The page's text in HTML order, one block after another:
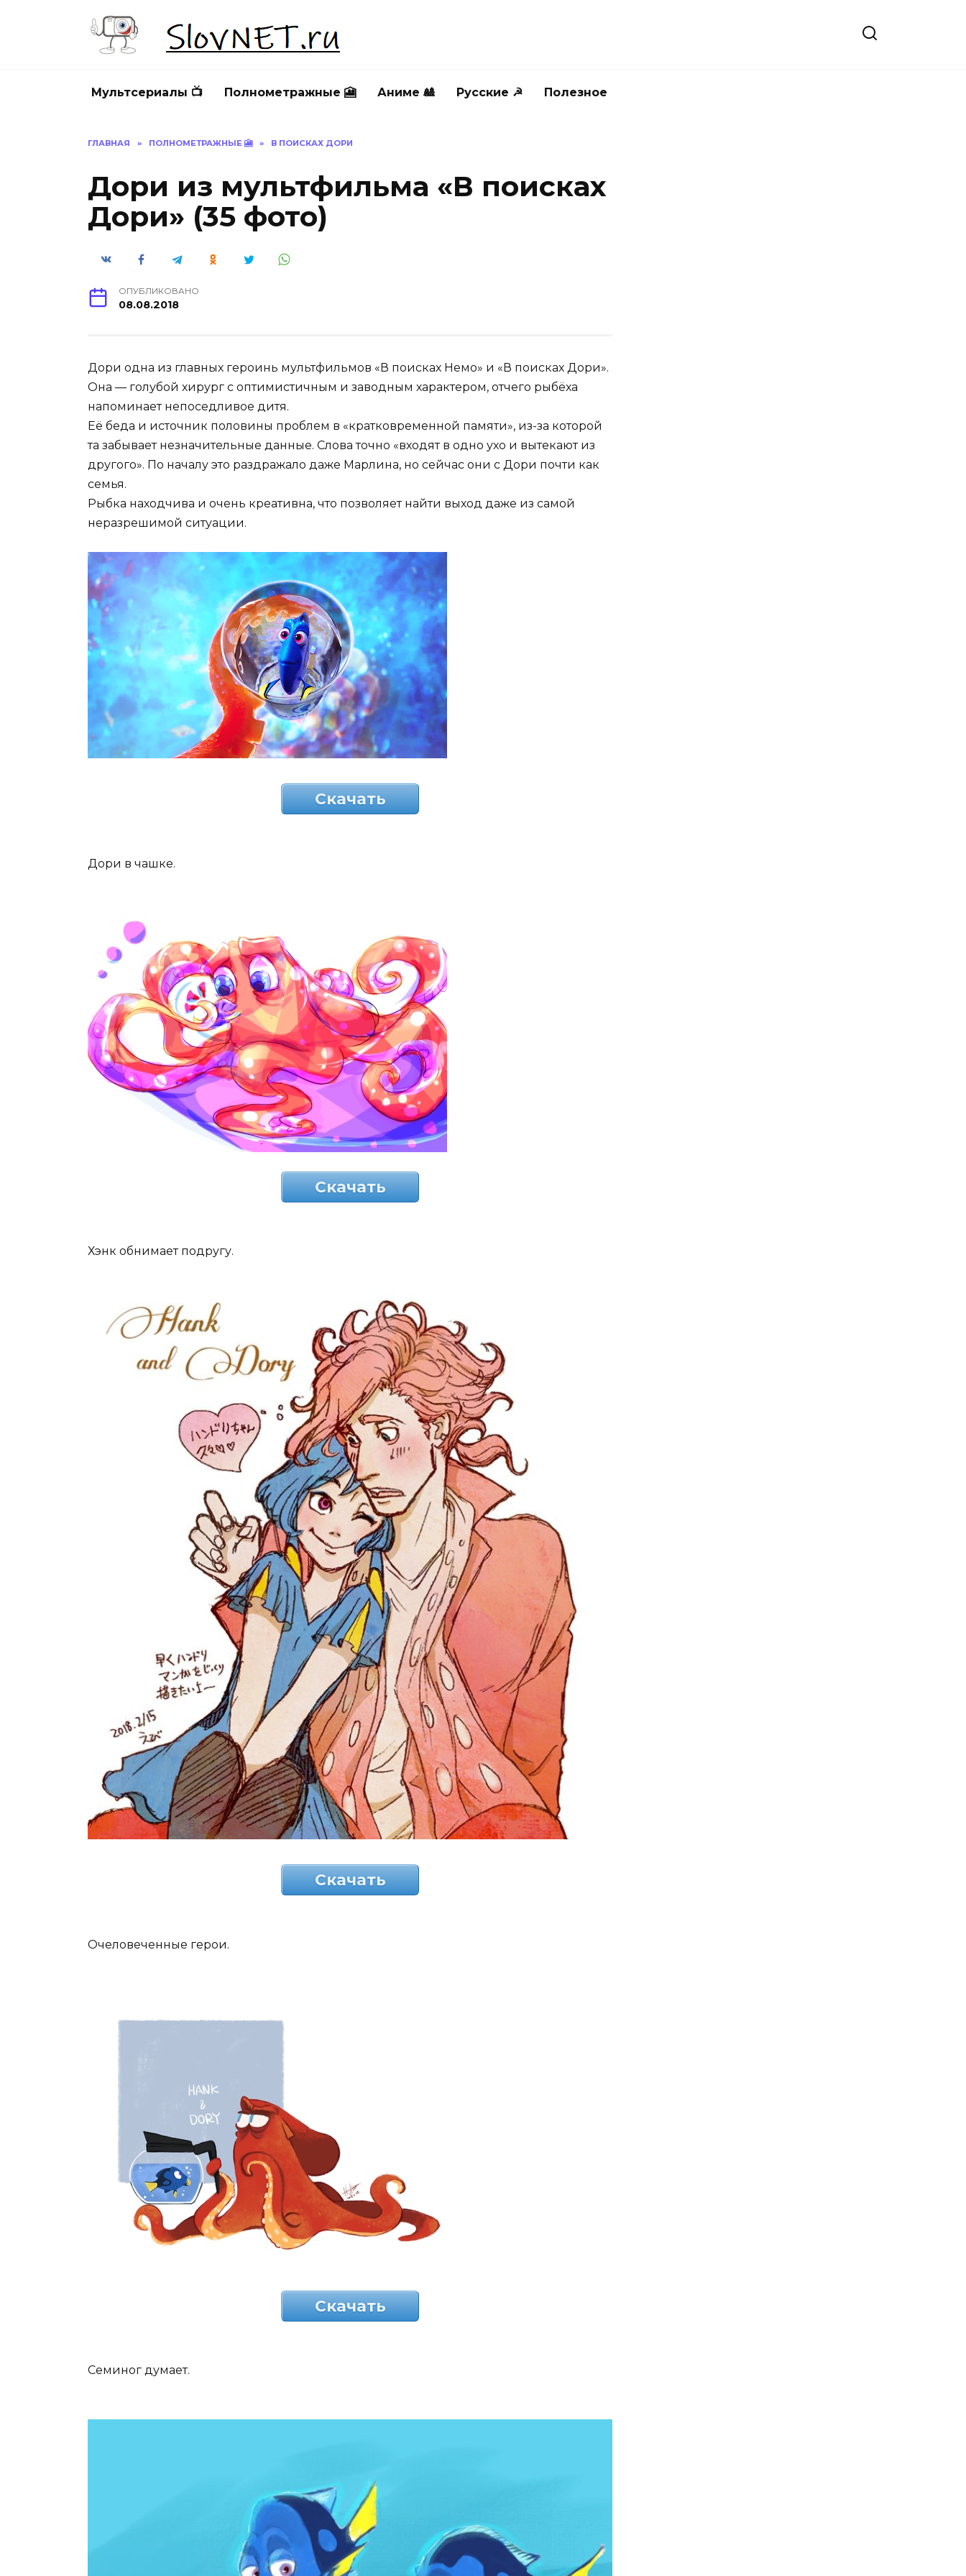
Мультсериалы 📺 Полнометражные 🎦 Аниме 🎎 Русские ☭ Полезное
ГЛАВНАЯ » ПОЛНОМЕТРАЖНЫЕ 🎦 » В ПОИСКАХ ДОРИ
Дори из мультфильма «В поисках
Дори» (35 фото)
ОПУБЛИКОВАНО
08.08.2018
Дори одна из главных героинь мультфильмов «В поисках Немо» и «В поисках Дори».
Она — голубой хирург с оптимистичным и заводным характером, отчего рыбёха
напоминает непоседливое дитя.
Её беда и источник половины проблем в «кратковременной памяти», из-за которой
та забывает незначительные данные. Слова точно «входят в одно ухо и вытекают из
другого». По началу это раздражало даже Марлина, но сейчас они с Дори почти как
семья.
Рыбка находчива и очень креативна, что позволяет найти выход даже из самой
неразрешимой ситуации.
Скачать
Дори в чашке.
Скачать
Хэнк обнимает подругу.
Скачать
Очеловеченные герои.
Скачать
Семиног думает.